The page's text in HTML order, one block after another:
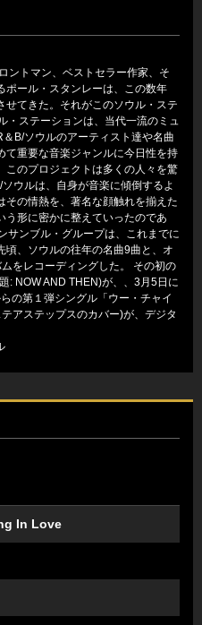
ントマン、ベストセラー作家、そ
ポール・スタンレーは、この数年
せてきた。それがこのソウル・ステ
・ステーションは、当代一流のミュ
B/ソウルのアーティスト達や名曲
て重要な音楽ジャンルに今日性を持
このプロジェクトは多くの人々を驚
ウルは、自身が音楽に傾倒するよ
その情熱を、著名な顔触れを揃えた
う形に密かに整えていったのであ
サンブル・グループは、これまでに
頃、ソウルの往年の名曲9曲と、オ
をレコーディングした。 その初の
: NOW AND THEN)が、、3月5日に
の第１弾シングル「ウー・チャイ
アステップスのカバー)が、デジタ
In Love